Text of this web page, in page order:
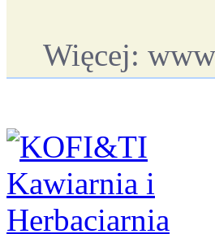
Więcej: